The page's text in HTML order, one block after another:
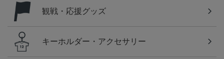
観戦・応援グッズ
キーホルダー・アクセサリー